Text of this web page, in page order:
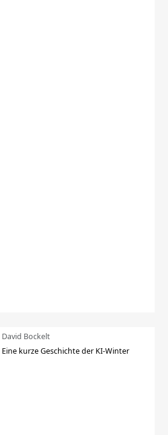
David Bockelt
Eine kurze Geschichte der KI-Winter